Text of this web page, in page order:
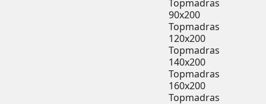
Topmadras
90x200
Topmadras
120x200
Topmadras
140x200
Topmadras
160x200
Topmadras